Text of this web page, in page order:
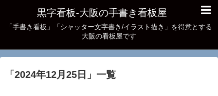
黒字看板‐大阪の手書き看板屋
「手書き看板」「シャッター文字書き/イラスト描き」を得意とする
大阪の看板屋です
「 2024年12月25日 」 一覧